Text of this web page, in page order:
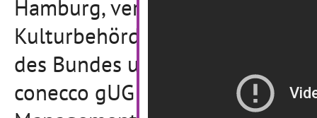
Hamburg, vertreten durch die
Kulturbehörde, gefördert
des Bundes und die Stiftung
conecco gUG - Gesellschaft